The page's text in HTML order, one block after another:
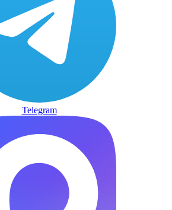
Telegram